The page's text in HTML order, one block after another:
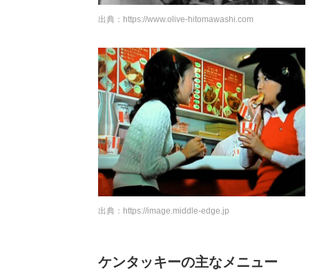
出典： https://www.olive-hitomawashi.com
出典： https://image.middle-edge.jp
ケンタッキーの主なメニュー